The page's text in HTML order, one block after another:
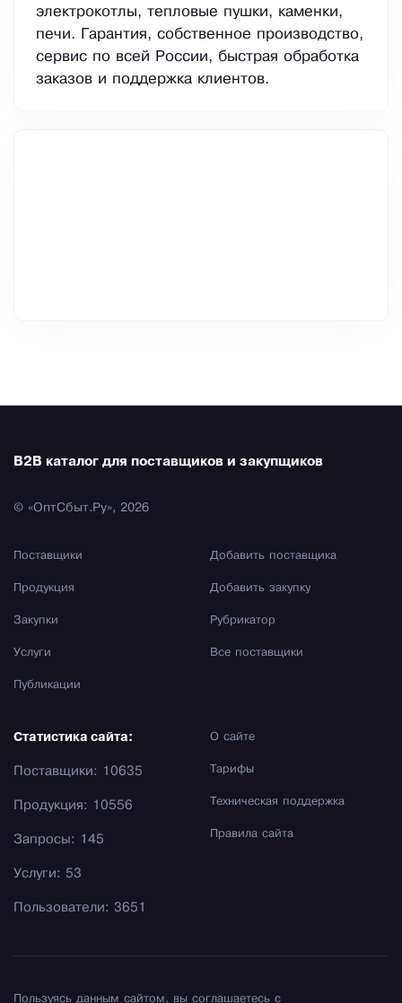
электрокотлы, тепловые пушки, каменки,
печи. Гарантия, собственное производство,
сервис по всей России, быстрая обработка
заказов и поддержка клиентов.
B2B каталог для поставщиков и закупщиков
© «ОптСбыт.Ру», 2026
Поставщики
Продукция
Закупки
Услуги
Публикации
Добавить поставщика
Добавить закупку
Рубрикатор
Все поставщики
О сайте
Тарифы
Техническая поддержка
Правила сайта
Статистика сайта:
Поставщики: 10635
Продукция: 10556
Запросы: 145
Услуги: 53
Пользователи: 3651
Пользуясь данным сайтом, вы соглашаетесь с